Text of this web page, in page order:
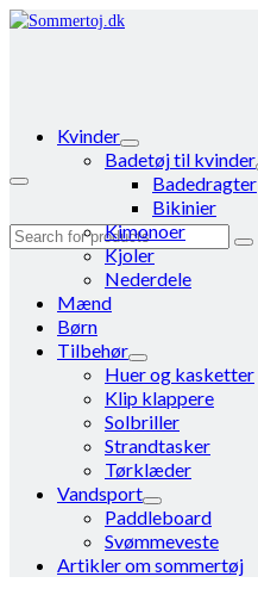
Search
Kvinder
Badetøj til kvinder
Badedragter
Bikinier
Kimonoer
Kjoler
Nederdele
Mænd
Børn
Tilbehør
Huer og kasketter
Klip klappere
Solbriller
Strandtasker
Tørklæder
Vandsport
Paddleboard
Svømmeveste
Artikler om sommertøj